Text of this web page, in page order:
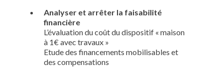
Analyser et arrêter la faisabilité
financière
L’évaluation du coût du dispositif « maison
à 1€ avec travaux »
Etude des financements mobilisables et
des compensations